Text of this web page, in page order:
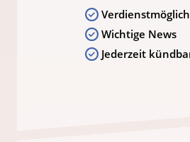
Wichtige News
Jederzeit